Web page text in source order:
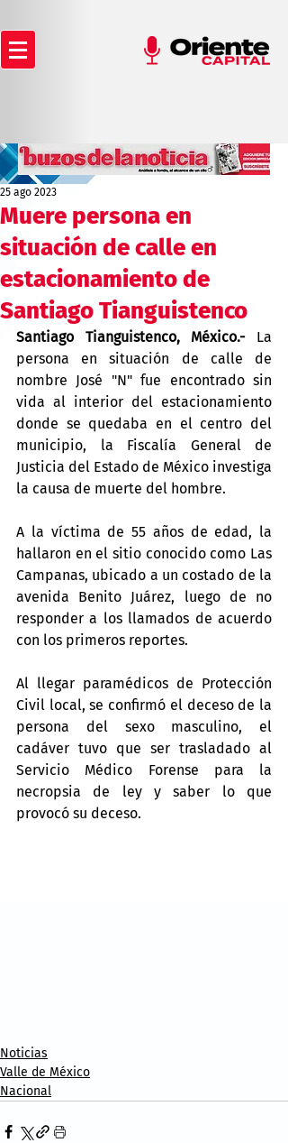
Muere persona en
situación de calle en
estacionamiento de
Santiago Tianguistenco
25 ago 2023
Santiago Tianguistenco, México.- La
persona en situación de calle de
nombre José "N" fue encontrado sin
vida al interior del estacionamiento
donde se quedaba en el centro del
municipio, la Fiscalía General de
Justicia del Estado de México investiga
la causa de muerte del hombre.
A la víctima de 55 años de edad, la
hallaron en el sitio conocido como Las
Campanas, ubicado a un costado de la
avenida Benito Juárez, luego de no
responder a los llamados de acuerdo
con los primeros reportes.
Al llegar paramédicos de Protección
Civil local, se confirmó el deceso de la
persona del sexo masculino, el
cadáver tuvo que ser trasladado al
Servicio Médico Forense para la
necropsia de ley y saber lo que
provocó su deceso.
Noticias
Valle de México
Nacional